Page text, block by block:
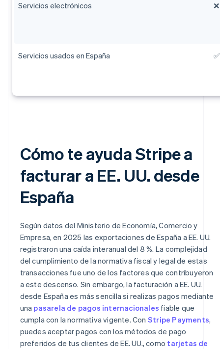
Servicios electrónicos ❌
Servicios usados en España ✅
Cómo te ayuda Stripe a
facturar a EE. UU. desde
España
Según datos del Ministerio de Economía, Comercio y
Empresa, en 2025 las exportaciones de España a EE. UU.
registraron una caída interanual del 8 %. La complejidad
del cumplimiento de la normativa fiscal y legal de estas
transacciones fue uno de los factores que contribuyeron
a este descenso. Sin embargo, la facturación a EE. UU.
desde España es más sencilla si realizas pagos mediante
una pasarela de pagos internacionales fiable que
cumpla con la normativa vigente. Con Stripe Payments,
puedes aceptar pagos con los métodos de pago
preferidos de tus clientes de EE. UU., como tarjetas de